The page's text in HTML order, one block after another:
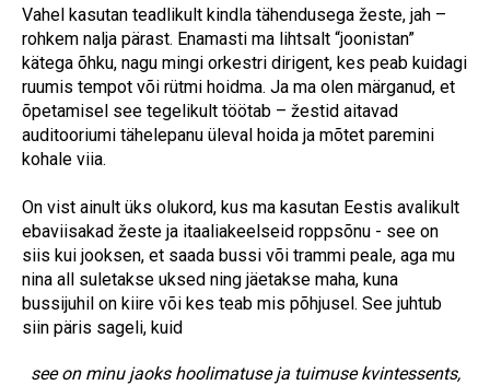
Vahel kasutan teadlikult kindla tähendusega žeste, jah –
rohkem nalja pärast. Enamasti ma lihtsalt “joonistan”
kätega õhku, nagu mingi orkestri dirigent, kes peab kuidagi
ruumis tempot või rütmi hoidma. Ja ma olen märganud, et
õpetamisel see tegelikult töötab – žestid aitavad
auditooriumi tähelepanu üleval hoida ja mõtet paremini
kohale viia.
On vist ainult üks olukord, kus ma kasutan Eestis avalikult
ebaviisakad žeste ja itaaliakeelseid roppsõnu - see on
siis kui jooksen, et saada bussi või trammi peale, aga mu
nina all suletakse uksed ning jäetakse maha, kuna
bussijuhil on kiire või kes teab mis põhjusel. See juhtub
siin päris sageli, kuid
see on minu jaoks hoolimatuse ja tuimuse kvintessents,